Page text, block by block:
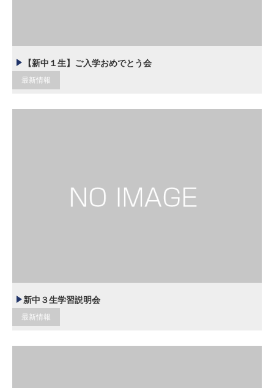
【新中１生】ご入学おめでとう会
最新情報
新中３生学習説明会
最新情報